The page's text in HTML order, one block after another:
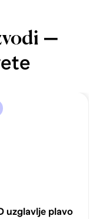
—
uzglavlje plavo